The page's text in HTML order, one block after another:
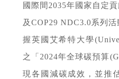
國際間2035年國家自定
及COP29 NDC3.0系列
握英國艾希特大學
之「2024年全球碳預算
現各國減碳成效，並推